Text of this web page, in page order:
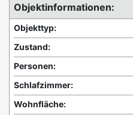
Objektinformationen:
Objekttyp:
Zustand:
Personen:
Schlafzimmer:
Wohnfläche: